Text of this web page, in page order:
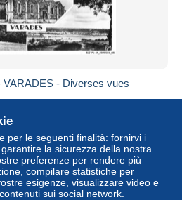
VARADES - Diverses vues
Professionale
per le seguenti finalità: fornirvi i
la sicurezza della nostra
preferenze per rendere più
compilare statistiche per
esigenze, visualizzare video e
sui social network.